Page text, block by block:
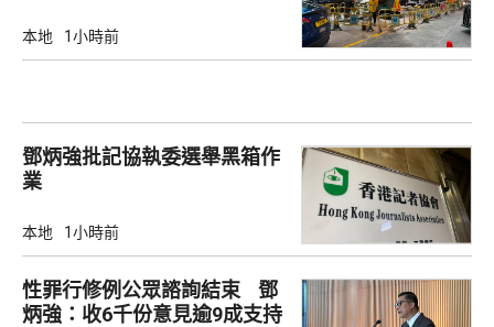
本地 1小時前
鄧炳強批記協執委選舉黑箱作
業
本地 1小時前
性罪行修例公眾諮詢結束 鄧
炳強：收6千份意見逾9成支持